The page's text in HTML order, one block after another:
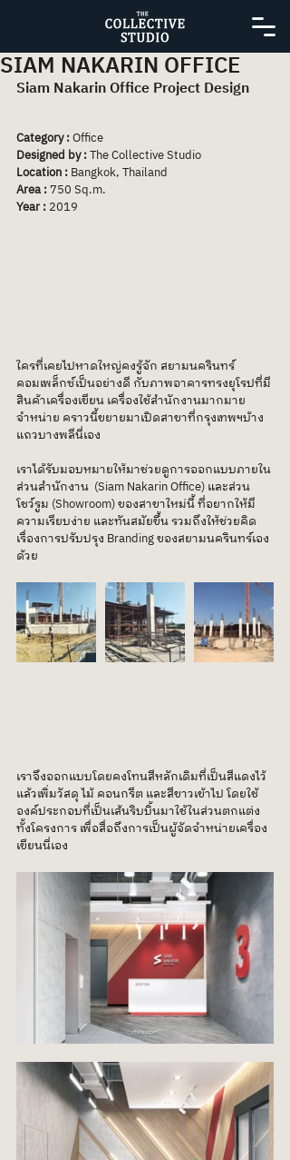
SIAM NAKARIN OFFICE
Siam Nakarin Office Project Design
Category : Office
Designed by : The Collective Studio
Location : Bangkok, Thailand
Area : 750 Sq.m.
Year : 2019
ใครที่เคยไปหาดใหญ่คงรู้จัก สยามนครินทร์
คอมเพล็กซ์เป็นอย่างดี กับภาพอาคารทรงยุโรปที่มี
สินค้าเครื่องเขียน เครื่องใช้สำนักงานมากมาย
จำหน่าย คราวนี้ขยายมาเปิดสาขาที่กรุงเทพฯบ้าง
แถวบางพลีนี่เอง
เราได้รับมอบหมายให้มาช่วยดูการออกแบบภายใน
ส่วนสำนักงาน  (Siam Nakarin Office) และส่วน
โชว์รูม (Showroom) ของสาขาใหม่นี้ ที่อยากให้มี
ความเรียบง่าย และทันสมัยขึ้น รวมถึงให้ช่วยคิด
เรื่องการปรับปรุง Branding ของสยามนครินทร์เอง
ด้วย
เราจึงออกแบบโดยคงโทนสีหลักเดิมที่เป็นสีแดงไว้
แล้วเพิ่มวัสดุ ไม้ คอนกรีต และสีขาวเข้าไป โดยใช้
องค์ประกอบที่เป็นเส้นริบบิ้นมาใช้ในส่วนตกแต่ง
ทั้งโครงการ เพื่อสื่อถึงการเป็นผู้จัดจำหน่ายเครื่อง
เขียนนี่เอง